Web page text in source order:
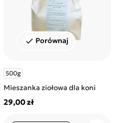
check Porównaj
500g
Mieszanka ziołowa dla koni
29,00 zł